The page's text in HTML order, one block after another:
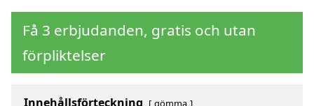
Få 3 erbjudanden, gratis och utan
förpliktelser
Innehållsförteckning gömma